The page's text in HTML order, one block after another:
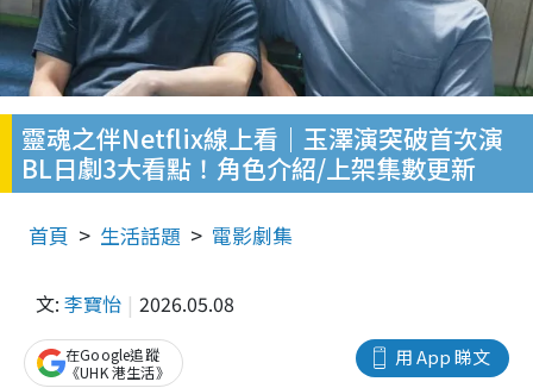
靈魂之伴Netflix線上看｜玉澤演突破首次演
BL日劇3大看點！角色介紹/上架集數更新
首頁 生活話題 電影劇集
文: 李寶怡 2026.05.08
用 App 睇文
在Google追蹤
《UHK 港生活》